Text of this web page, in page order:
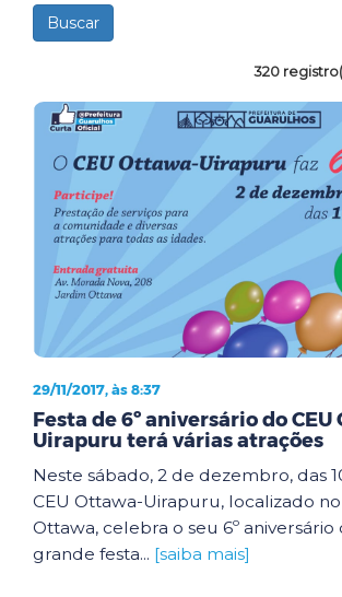
320
29/11/2017, às 8:37
Festa de 6º aniversário do
Uirapuru terá várias atrações
Neste sábado, 2 de dezembro, das
CEU Ottawa-Uirapuru, localizado
Ottawa, celebra o seu 6º
grande festa... [saiba mais]